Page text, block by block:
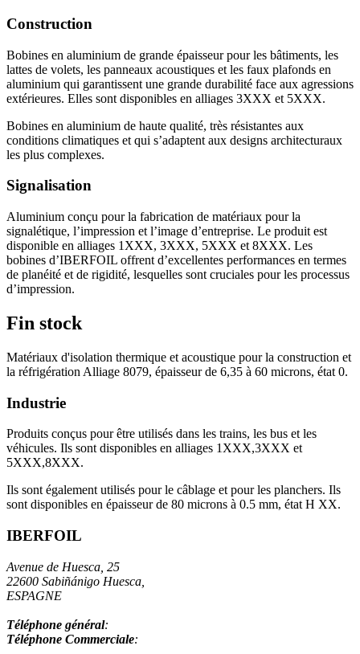
Construction
Bobines en aluminium de grande épaisseur pour les bâtiments, les
lattes de volets, les panneaux acoustiques et les faux plafonds en
aluminium qui garantissent une grande durabilité face aux agressions
extérieures. Elles sont disponibles en alliages 3XXX et 5XXX.
Bobines en aluminium de haute qualité, très résistantes aux
conditions climatiques et qui s’adaptent aux designs architecturaux
les plus complexes.
Signalisation
Aluminium conçu pour la fabrication de matériaux pour la
signalétique, l’impression et l’image d’entreprise. Le produit est
disponible en alliages 1XXX, 3XXX, 5XXX et 8XXX. Les
bobines d’IBERFOIL offrent d’excellentes performances en termes
de planéité et de rigidité, lesquelles sont cruciales pour les processus
d’impression.
Fin stock
Matériaux d'isolation thermique et acoustique pour la construction et
la réfrigération Alliage 8079, épaisseur de 6,35 à 60 microns, état 0.
Industrie
Produits conçus pour être utilisés dans les trains, les bus et les
véhicules. Ils sont disponibles en alliages 1XXX,3XXX et
5XXX,8XXX.
Ils sont également utilisés pour le câblage et pour les planchers. Ils
sont disponibles en épaisseur de 80 microns à 0.5 mm, état H XX.
IBERFOIL
Avenue de Huesca, 25
22600 Sabiñánigo Huesca,
ESPAGNE
Téléphone général:
Téléphone Commerciale: